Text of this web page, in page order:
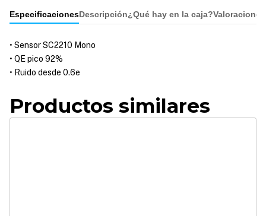
EspecificacionesDescripción¿Qué hay en la caja?
• Sensor SC2210 Mono
• QE pico 92%
• Ruido desde 0.6e
Productos similares